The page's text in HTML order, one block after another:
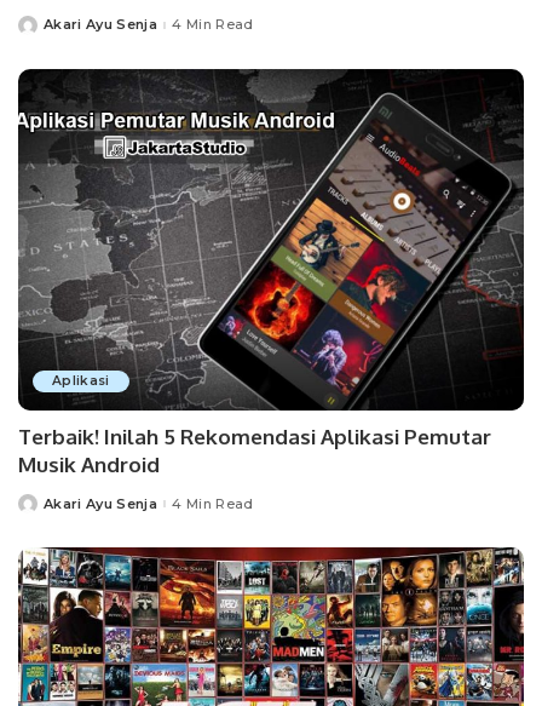
PostedAkari Ayu Senja 4 Min Read
Aplikasi
Terbaik! Inilah 5 Rekomendasi Aplikasi Pemutar
Musik Android
PostedAkari Ayu Senja 4 Min Read